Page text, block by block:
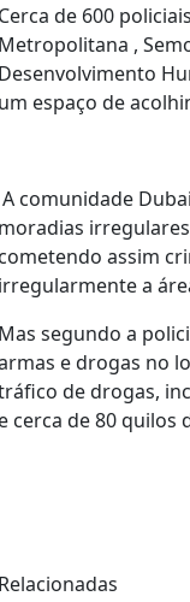
Cerca de 600
Metropolitana ,
Desenvolvimento
um espaço de
A comunidade
moradias
cometendo assim
irregularmente a
Mas segundo a
e drogas no
de drogas,
e cerca de 80 quilos
Relacionadas